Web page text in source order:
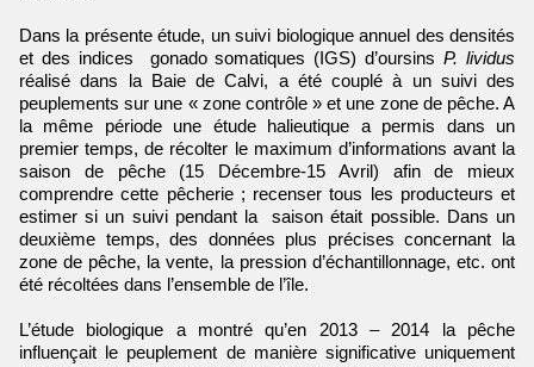
Dans la présente étude, un suivi biologique annuel des densités
et des indices gonado somatiques (IGS) d’oursinsP. lividus
réalisé dans la Baie de Calvi, a été couplé à un suivi des
peuplements sur une « zone contrôle » et une zone de pêche. A
la même période une étude halieutique a permis dans un
premier temps, de récolter le maximum d’informations avant la
saison de pêche (15 Décembre‐15 Avril) afin de mieux
comprendre cette pêcherie ; recenser tous les producteurs et
estimer si un suivi pendant la saison était possible. Dans un
deuxième temps, des données plus précises concernant la
zone de pêche, la vente, la pression d’échantillonnage, etc. ont
été récoltées dans l’ensemble de l’île.
L’étude biologique a montré qu’en 2013 – 2014 la pêche
influençait le peuplement de manière significative uniquement